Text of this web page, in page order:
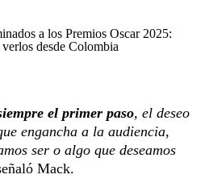
a los Premios Oscar 2025:
verlos desde Colombia
el primer paso, el deseo
engancha a la audiencia,
ser o algo que deseamos
Mack.